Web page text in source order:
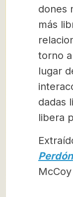
dones
más
torno
lugar
dadas
libera
Perdón